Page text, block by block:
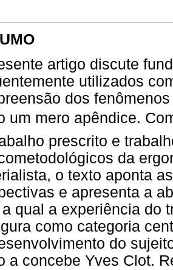
artigo discute
utilizados
dos
um mero apêndice.
prescrito e
da
o texto aponta
e apresenta a
qual a experiência do
como categoria
do
a concebe Yves Clot.